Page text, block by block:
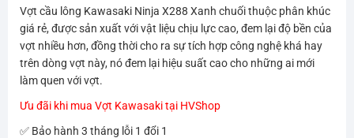
750.000₫.
là:
600.000₫.
Vợt cầu lông Kawasaki Ninja X288 Xanh chuối thuộc phân khúc
giá rẻ, được sản xuất với vật liệu chịu lực cao, đem lại độ bền của
vợt nhiều hơn, đồng thời cho ra sự tích hợp công nghệ khá hay
trên dòng vợt này, nó đem lại hiệu suất cao cho những ai mới
làm quen với vợt.
Ưu đãi khi mua Vợt Kawasaki tại HVShop
✅ Bảo hành 3 tháng lỗi 1 đổi 1